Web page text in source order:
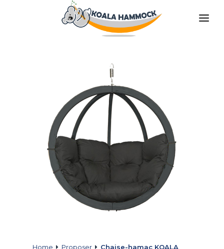
DEVENIR DISTRIBUTEUR
CONTACT
Home Proposer Chaise-hamac KOALA